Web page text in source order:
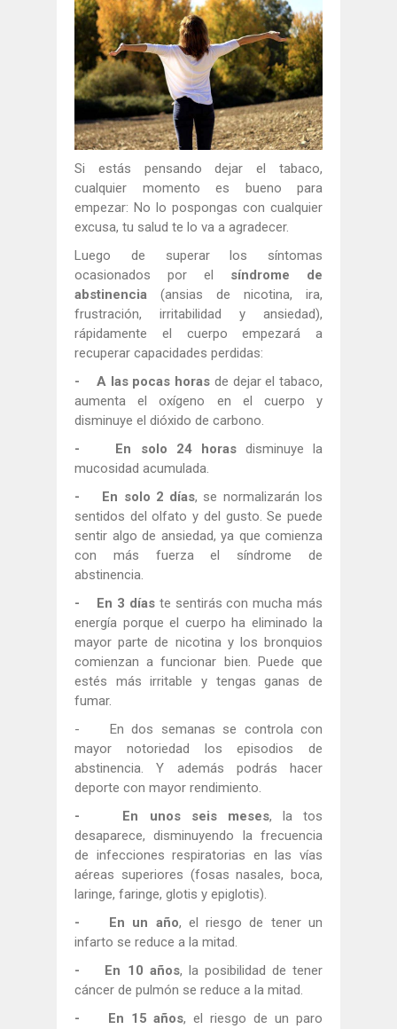
Si estás pensando dejar el tabaco,
cualquier momento es bueno para
empezar: No lo pospongas con cualquier
excusa, tu salud te lo va a agradecer.
Luego de superar los síntomas
ocasionados por el síndrome de
abstinencia (ansias de nicotina, ira,
frustración, irritabilidad y ansiedad),
rápidamente el cuerpo empezará a
recuperar capacidades perdidas:
- A las pocas horas de dejar el tabaco,
aumenta el oxígeno en el cuerpo y
disminuye el dióxido de carbono.
- En solo 24 horasdisminuye la
mucosidad acumulada.
- En solo 2 días, se normalizarán los
sentidos del olfato y del gusto. Se puede
sentir algo de ansiedad, ya que comienza
con más fuerza el síndrome de
abstinencia.
- En 3 díaste sentirás con mucha más
energía porque el cuerpo ha eliminado la
mayor parte de nicotina y los bronquios
comienzan a funcionar bien. Puede que
estés más irritable y tengas ganas de
fumar.
- En dos semanas se controla con
mayor notoriedad los episodios de
abstinencia. Y además podrás hacer
deporte con mayor rendimiento.
- En unos seis meses, la tos
desaparece, disminuyendo la frecuencia
de infecciones respiratorias en las vías
aéreas superiores (fosas nasales, boca,
laringe, faringe, glotis y epiglotis).
- En un año, el riesgo de tener un
infarto se reduce a la mitad.
- En 10 años, la posibilidad de tener
cáncer de pulmón se reduce a la mitad.
- En 15 años, el riesgo de un paro